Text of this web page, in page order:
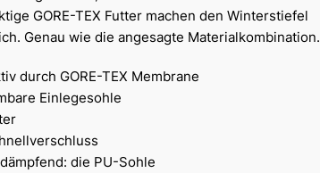
GORE-TEX Futter machen den Winterstiefel
Genau wie die angesagte Materialkombination.
durch GORE-TEX Membrane
Einlegesohle
die PU-Sohle